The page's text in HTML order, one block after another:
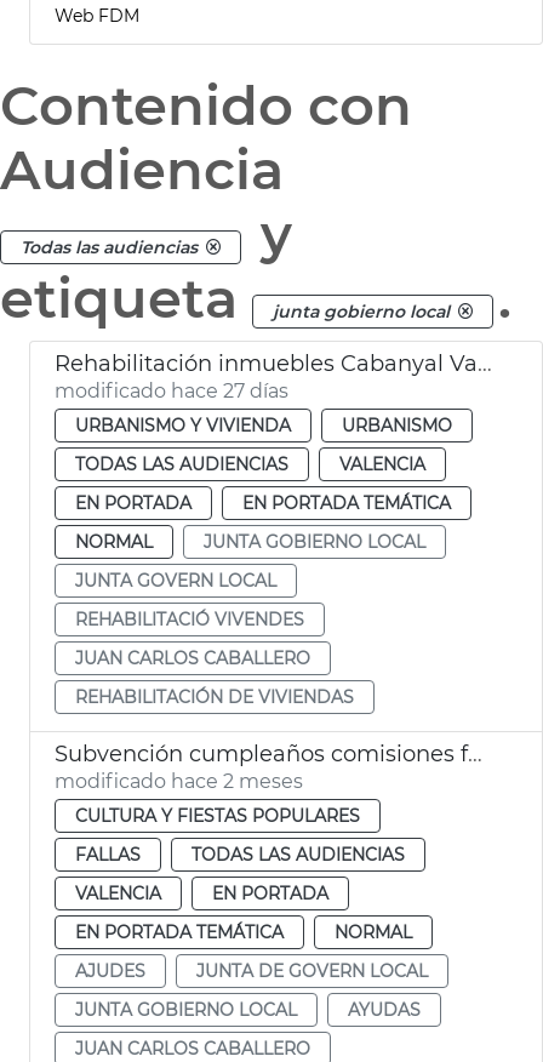
Web FDM
Contenido con
Audiencia
Todas las audiencias
y
etiqueta
junta gobierno local .
Rehabilitación inmuebles Cabanyal València
modificado hace 27 días
URBANISMO Y VIVIENDA
URBANISMO
TODAS LAS AUDIENCIAS
VALENCIA
EN PORTADA
EN PORTADA TEMÁTICA
NORMAL
JUNTA GOBIERNO LOCAL
JUNTA GOVERN LOCAL
REHABILITACIÓ VIVENDES
JUAN CARLOS CABALLERO
REHABILITACIÓN DE VIVIENDAS
Subvención cumpleaños comisiones falleras València
modificado hace 2 meses
CULTURA Y FIESTAS POPULARES
FALLAS
TODAS LAS AUDIENCIAS
VALENCIA
EN PORTADA
EN PORTADA TEMÁTICA
NORMAL
AJUDES
JUNTA DE GOVERN LOCAL
JUNTA GOBIERNO LOCAL
AYUDAS
JUAN CARLOS CABALLERO